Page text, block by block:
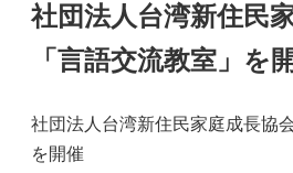
社団法人台湾新住民
「言語交流教室」を
社団法人台湾新住民家庭成長協
を開催